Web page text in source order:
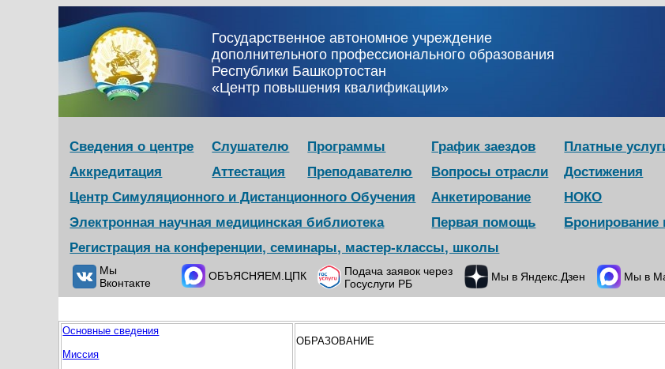
Государственное автономное учреждение
дополнительного профессионального образования
Республики Башкортостан
«Центр повышения квалификации»
Сведения о центре Слушателю Программы График заездов Платные
Аккредитация
Аттестация Преподавателю Вопросы отрасли Достижения
Центр Симуляционного и Дистанционного Обучения
Анкетирование НОКО
Электронная научная медицинская библиотека
Первая помощь
Бронирование
Регистрация на конференции, семинары, мастер-классы, школы
Мы
Вконтакте
ОБЪЯСНЯЕМ.ЦПК
Подача заявок через
Госуслуги РБ
Мы в Яндекс.Дзен Мы в
Основные сведения
Миссия
ОБРАЗОВАНИЕ